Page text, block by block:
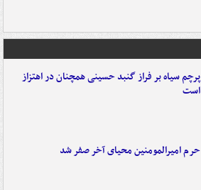
پرچم سیاه بر فراز گنبد حسینی همچنان در اهتزاز
است
حرم امیرالمومنین محیای آخر صفر شد